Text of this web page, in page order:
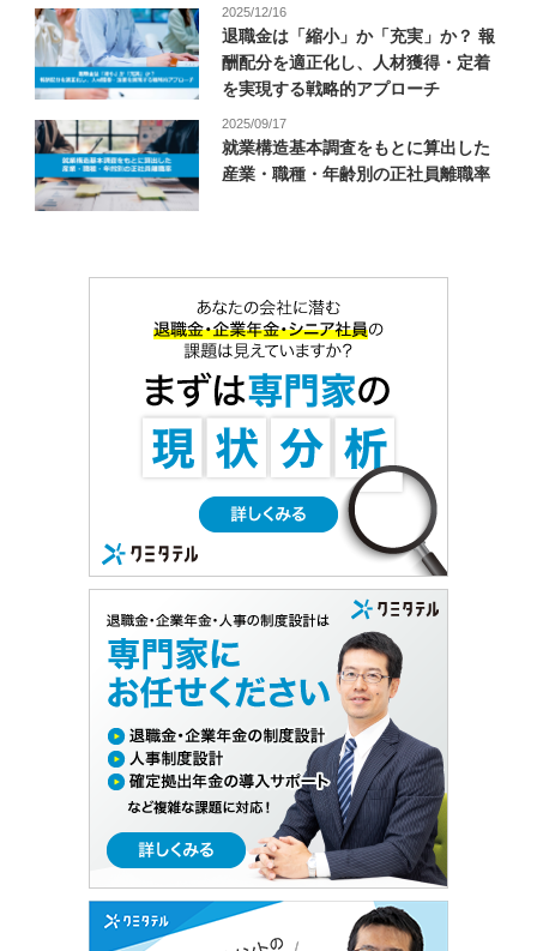
2025/12/16
退職金は「縮小」か「充実」か？ 報
酬配分を適正化し、人材獲得・定着
を実現する戦略的アプローチ
2025/09/17
就業構造基本調査をもとに算出した
産業・職種・年齢別の正社員離職率